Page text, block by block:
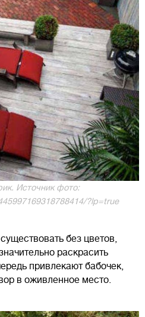
Источник фото:
?lp=true
без цветов,
раскрасить
привлекают бабочек,
в оживленное место.